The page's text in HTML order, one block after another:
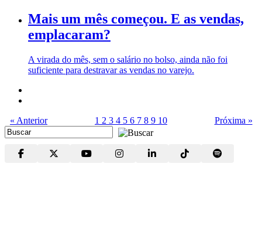
Mais um mês começou. E as vendas,
emplacaram?
A virada do mês, sem o salário no bolso, ainda não foi
suficiente para destravar as vendas no varejo.
« Anterior 1 2 3 4 5 6 7 8 9 10 Próxima »